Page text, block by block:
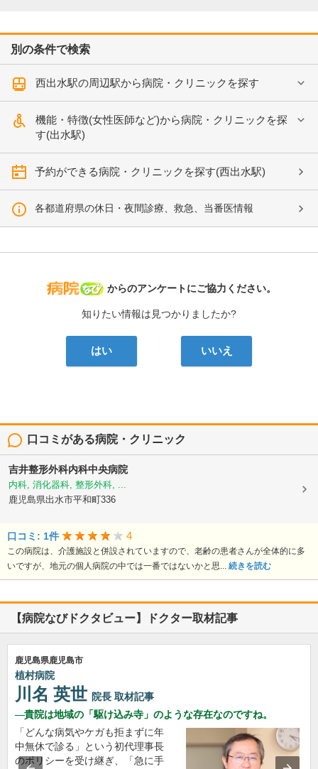
別の条件で検索
西出水駅の周辺駅から病院・クリニックを探す
機能・特徴(女性医師など)から病院・クリニックを探
す(出水駅)
予約ができる病院・クリニックを探す(西出水駅)
各都道府県の休日・夜間診療、救急、当番医情報
病院なび
からのアンケートにご協力ください。
知りたい情報は見つかりましたか?
はい いいえ
口コミがある病院・クリニック
吉井整形外科内科中央病院
内科, 消化器科, 整形外科, ...
鹿児島県出水市平和町336
口コミ: 1件 4
この病院は、介護施設と併設されていますので、老齢の患者さんが全体的に多
いですが、地元の個人病院の中では一番ではないかと思... 続きを読む
【病院なびドクタビュー】ドクター取材記事
鹿児島県鹿児島市
植村病院
川名 英世 院長 取材記事
貴院は地域の「駆け込み寺」のような存在なのですね。
「どんな病気やケガも拒まずに年
中無休で診る」という初代理事長
のポリシーを受け継ぎ、「急に手